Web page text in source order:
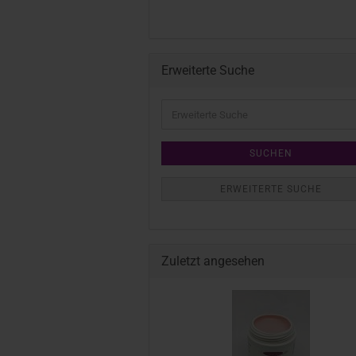
Erweiterte Suche
SUCHEN
ERWEITERTE SUCHE
Zuletzt angesehen